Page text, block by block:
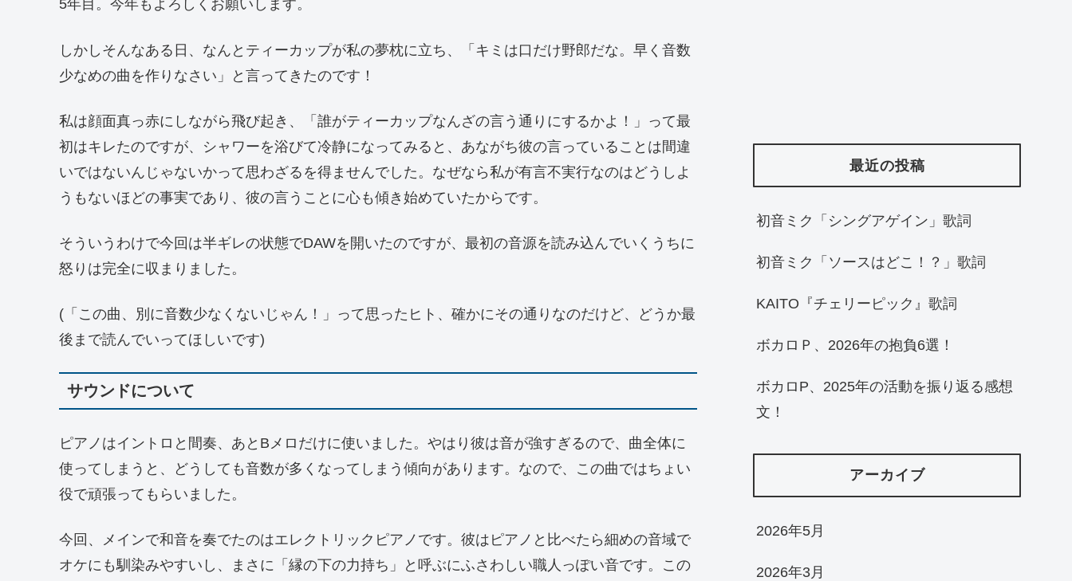
5年目。今年もよろしくお願いします。
しかしそんなある日、なんとティーカップが私の夢枕に立ち、「キミは口だけ野郎だな。早く音数
少なめの曲を作りなさい」と言ってきたのです！
私は顔面真っ赤にしながら飛び起き、「誰がティーカップなんざの言う通りにするかよ！」って最
初はキレたのですが、シャワーを浴びて冷静になってみると、あながち彼の言っていることは間違
いではないんじゃないかって思わざるを得ませんでした。なぜなら私が有言不実行なのはどうしよ
うもないほどの事実であり、彼の言うことに心も傾き始めていたからです。
そういうわけで今回は半ギレの状態でDAWを開いたのですが、最初の音源を読み込んでいくうちに
怒りは完全に収まりました。
(「この曲、別に音数少なくないじゃん！」って思ったヒト、確かにその通りなのだけど、どうか最
後まで読んでいってほしいです)
サウンドについて
ピアノはイントロと間奏、あとBメロだけに使いました。やはり彼は音が強すぎるので、曲全体に
使ってしまうと、どうしても音数が多くなってしまう傾向があります。なので、この曲ではちょい
役で頑張ってもらいました。
今回、メインで和音を奏でたのはエレクトリックピアノです。彼はピアノと比べたら細めの音域で
オケにも馴染みやすいし、まさに「縁の下の力持ち」と呼ぶにふさわしい職人っぽい音です。この
最近の投稿
初音ミク「シングアゲイン」歌詞
初音ミク「ソースはどこ！？」歌詞
KAITO『チェリーピック』歌詞
ボカロＰ、2026年の抱負6選！
ボカロP、2025年の活動を振り返る感想
文！
アーカイブ
2026年5月
2026年3月